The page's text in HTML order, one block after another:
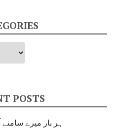
POSTS
ہر بار میرے